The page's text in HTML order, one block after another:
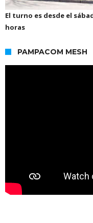
El turno es desde el
horas
PAMPACOM MESH